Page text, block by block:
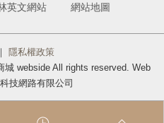
英文網站 網站地圖
隱私權政策
城 webside All rights reserved. Web
技網路有限公司